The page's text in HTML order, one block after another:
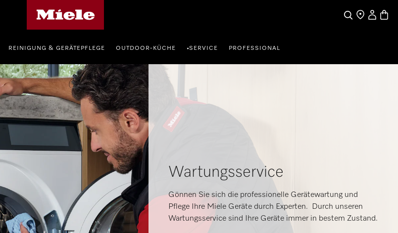
SucheHändlersuche
REINIGUNG & GERÄTEPFLEGE OUTDOOR-KÜCHE •SERVICE PROFESSIONAL
Wartungsservice
Gönnen Sie sich die professionelle Gerätewartung und
Pflege Ihre Miele Geräte durch Experten. Durch unseren
Wartungsservice sind Ihre Geräte immer in bestem Zustand.